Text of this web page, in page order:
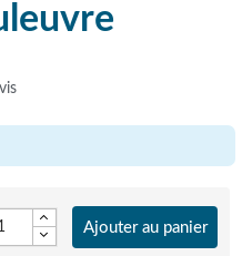
Ajouter au panier